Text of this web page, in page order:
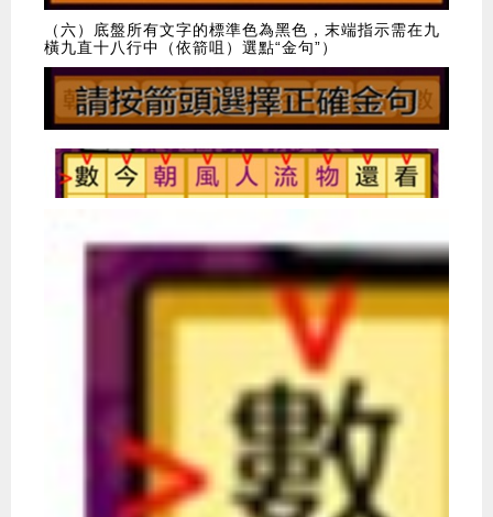
（六）底盤所有文字的標準色為黑色，末端指示需在九
橫九直十八行中（依箭咀）選點“金句”）